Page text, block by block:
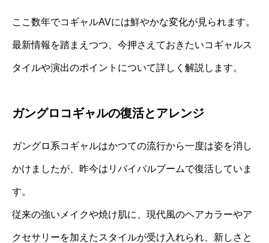
ここ数年でコギャルAVには鮮やかな変化が見られます。
最新情報を踏まえつつ、今押さえておきたいコギャルス
タイルや演出のポイントについて詳しく解説します。
ガングロコギャルの復活とアレンジ
ガングロ系コギャルはかつての流行から一度は姿を消し
かけましたが、昨今はリバイバルブームで復活していま
す。
従来の強いメイクや焼け肌に、現代風のヘアカラーやア
クセサリーを加えたスタイルが受け入れられ、新しさと